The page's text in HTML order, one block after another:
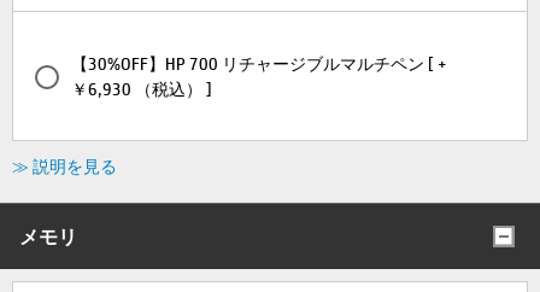
【30%OFF】HP 700 リチャージブルマルチペン [ +
￥6,930 （税込） ]
≫ 説明を見る
メモリ